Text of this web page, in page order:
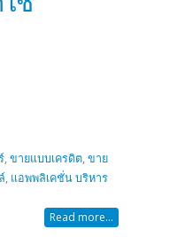
,ขายแบบเครดิต,ขาย
, แอพพลิเคชั่น บริหาร
Read more...